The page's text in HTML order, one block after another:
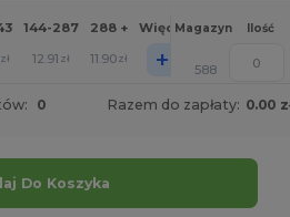
144-287 288 + WięcejMagazyn Ilość
zł 12.91 zł 11.90zł + 588
0 Razem do zapłaty: 0.00
Do Koszyka